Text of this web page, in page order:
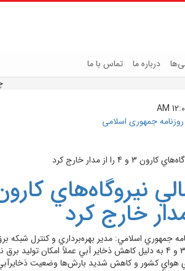
درباره ما تماس با ما
روزنامه جمهوری اسلامی
جمهوري اسلامي: مدير بهره‌برداري و کنترل
نيروگاه‌هاي کارون 3 و 4 به دليل کاهش ذخاير آبي عملاً امکان توليد
هواي کشور و کاهش شديد بارش‌ها وضعيت